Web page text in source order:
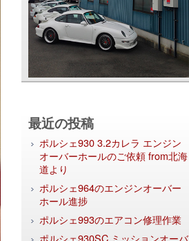
最近の投稿
ポルシェ930 3.2カレラ エンジン
オーバーホールのご依頼 from北海
道より
ポルシェ964のエンジンオーバー
ホール進捗
ポルシェ993のエアコン修理作業
ポルシェ930SC ミッションオーバ